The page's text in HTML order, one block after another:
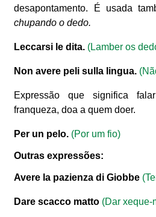
desapontamento. É usada
chupando o dedo.
Leccarsi le dita. (Lamber os
Non avere peli sulla lingua.
Expressão que significa
franqueza, doa a quem doer.
Per un pelo. (Por um fio)
Outras expressões:
Avere la pazienza di Giobbe
Dare scacco matto (Dar xeque-